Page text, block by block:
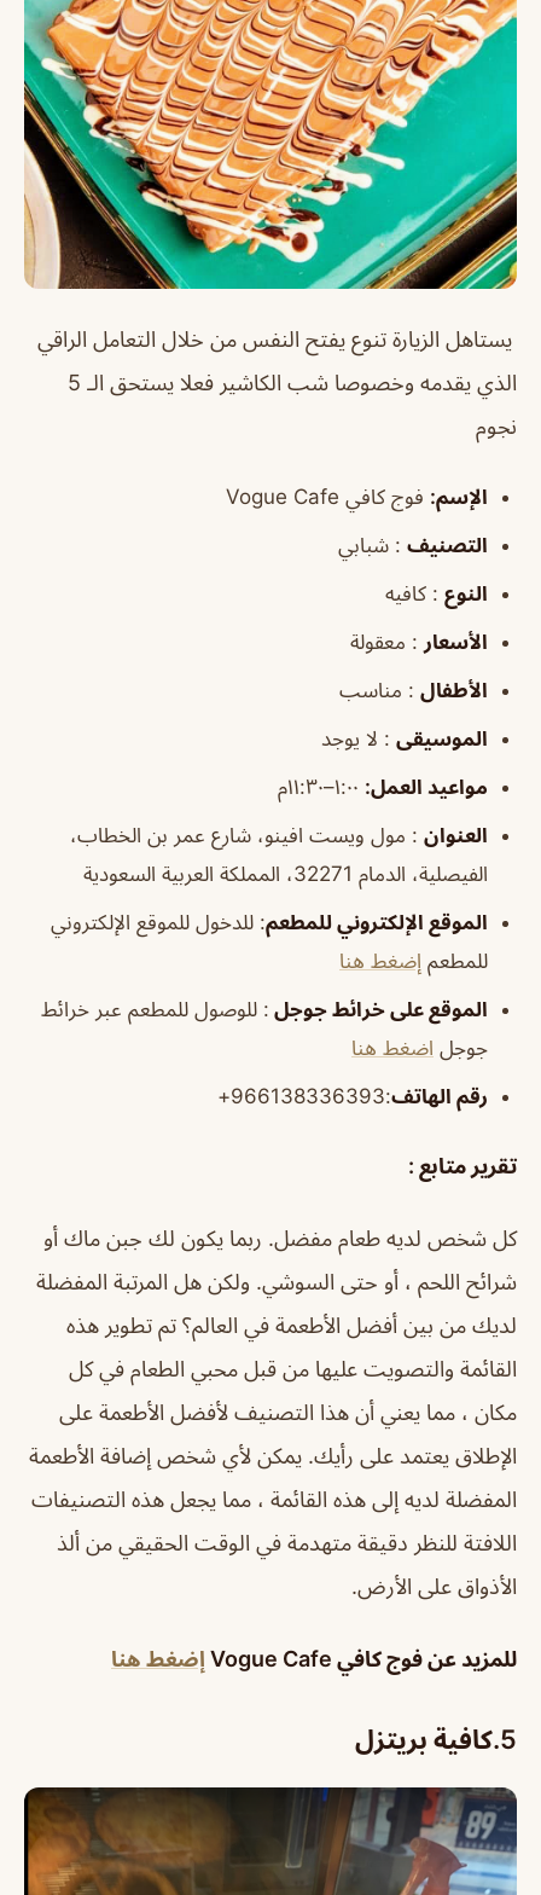
يستاهل الزيارة تنوع يفتح النفس من خلال التعامل الراقي
الذي يقدمه وخصوصا شب الكاشير فعلا يستحق الـ 5
نجوم
الإسم: فوج كافي Vogue Cafe
التصنيف : شبابي
النوع : كافيه
الأسعار : معقولة
الأطفال : مناسب
الموسيقى : لا يوجد
مواعيد العمل:
العنوان : مول ويست افينو، شارع عمر بن الخطاب،
الفيصلية، الدمام 32271، المملكة العربية السعودية
الموقع الإلكتروني للمطعم: للدخول للموقع الإلكتروني
للمطعم إضغط هنا
الموقع على خرائط جوجل : للوصول للمطعم عبر خرائط
جوجل اضغط هنا
رقم الهاتف:966138336393+
تقرير متابع :
كل شخص لديه طعام مفضل. ربما يكون لك جبن ماك أو
شرائح اللحم ، أو حتى السوشي. ولكن هل المرتبة المفضلة
لديك من بين أفضل الأطعمة في العالم؟ تم تطوير هذه
القائمة والتصويت عليها من قبل محبي الطعام في كل
مكان ، مما يعني أن هذا التصنيف لأفضل الأطعمة على
الإطلاق يعتمد على رأيك. يمكن لأي شخص إضافة الأطعمة
المفضلة لديه إلى هذه القائمة ، مما يجعل هذه التصنيفات
اللافتة للنظر دقيقة متهدمة في الوقت الحقيقي من ألذ
الأذواق على الأرض.
للمزيد عن فوج كافي Vogue Cafe إضغط هنا
5. كافية بريتزل